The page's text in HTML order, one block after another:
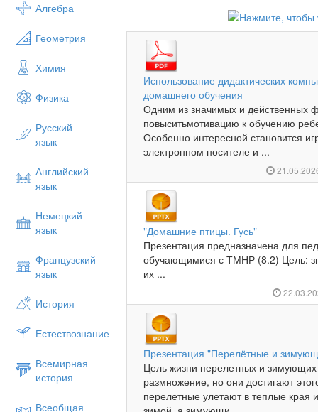
Алгебра
Геометрия
Химия
Физика
Русский
язык
Английский
язык
Немецкий
язык
Французский
язык
История
Естествознание
Всемирная
история
Всеобщая
Использование дидактических
домашнего обучения
Одним из значимых и действенных
повыситьмотивацию к обучению
Особенно интересной становится
электронном носителе и ...
"Домашние птицы. Гусь"
Презентация предназначена для
обучающимися с ТМНР (8.2) Цель:
их ...
Презентация "Перелётные и
Цель жизни перелетных и
размножение, но они достигают
перелетные улетают в теплые края